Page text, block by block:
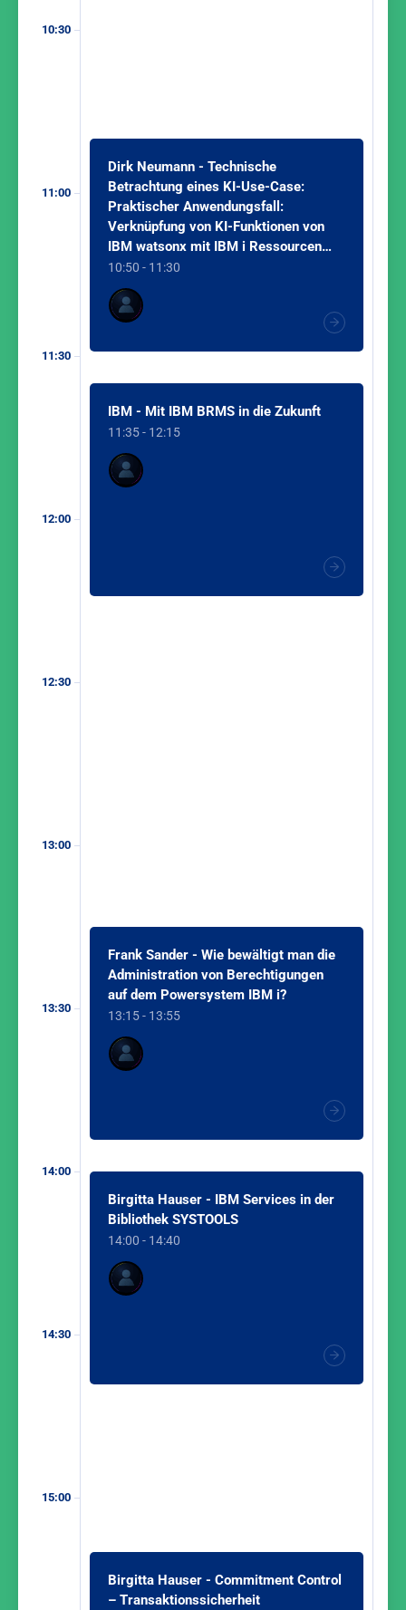
10:30
11:00
11:30
12:00
12:30
13:00
13:30
14:00
14:30
15:00
Dirk Neumann - Technische
Betrachtung eines KI-Use-Case:
Praktischer Anwendungsfall:
Verknüpfung von KI-Funktionen von
IBM watsonx mit IBM i Ressourcen
aus der Sicht eines Entwicklers
10:50 - 11:30
IBM - Mit IBM BRMS in die Zukunft
11:35 - 12:15
Frank Sander - Wie bewältigt man die
Administration von Berechtigungen
auf dem Powersystem IBM i?
13:15 - 13:55
Birgitta Hauser - IBM Services in der
Bibliothek SYSTOOLS
14:00 - 14:40
Birgitta Hauser - Commitment Control
– Transaktionssicherheit